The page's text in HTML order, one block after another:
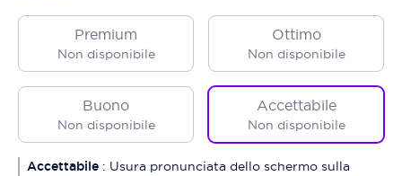
Premium
Non disponibile
Ottimo
Non disponibile
Buono
Non disponibile
Accettabile
Non disponibile
Accettabile : Usura pronunciata dello schermo sulla